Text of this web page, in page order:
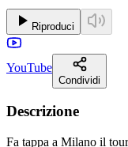
Riproduci
YouTube
Condividi
Descrizione
Fa tappa a Milano il